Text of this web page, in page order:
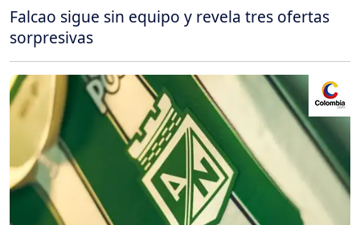
Falcao sigue sin equipo y revela tres ofertas
sorpresivas